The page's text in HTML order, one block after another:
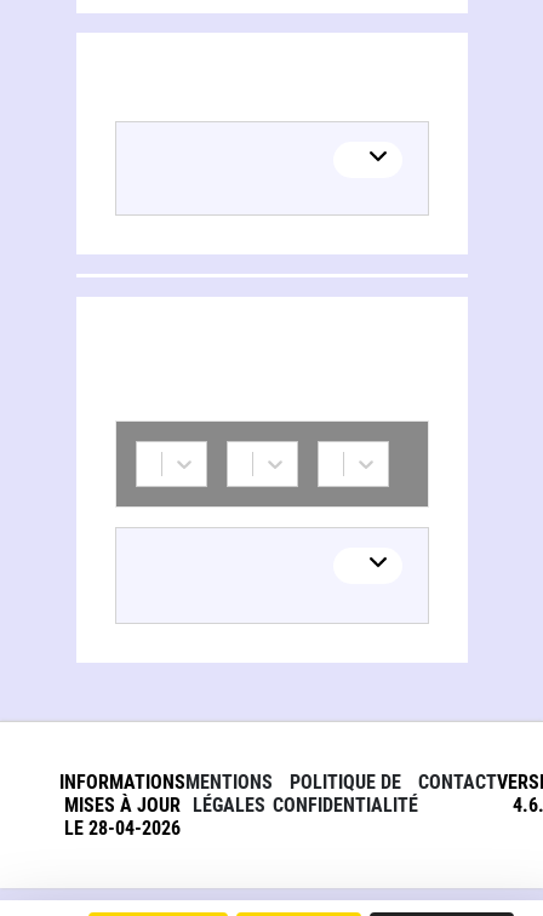
INFORMATIONS
MISES À JOUR
LE 28-04-2026
MENTIONS
LÉGALES
POLITIQUE DE
CONFIDENTIALITÉ
CONTACT